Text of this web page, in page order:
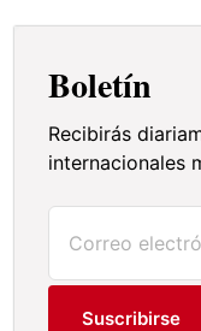
Boletín
Recibirás
internacionales
Suscribirse